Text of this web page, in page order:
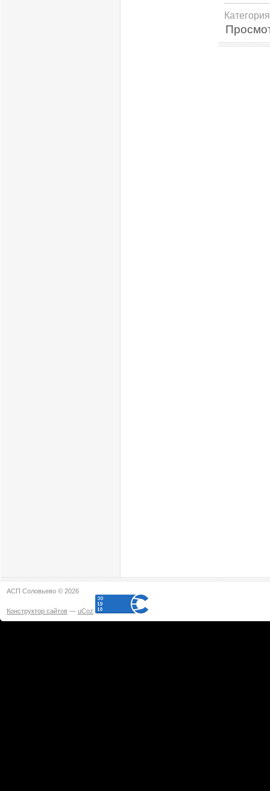
Категория
АСП Соловьево © 2026
Конструктор сайтов — uCoz